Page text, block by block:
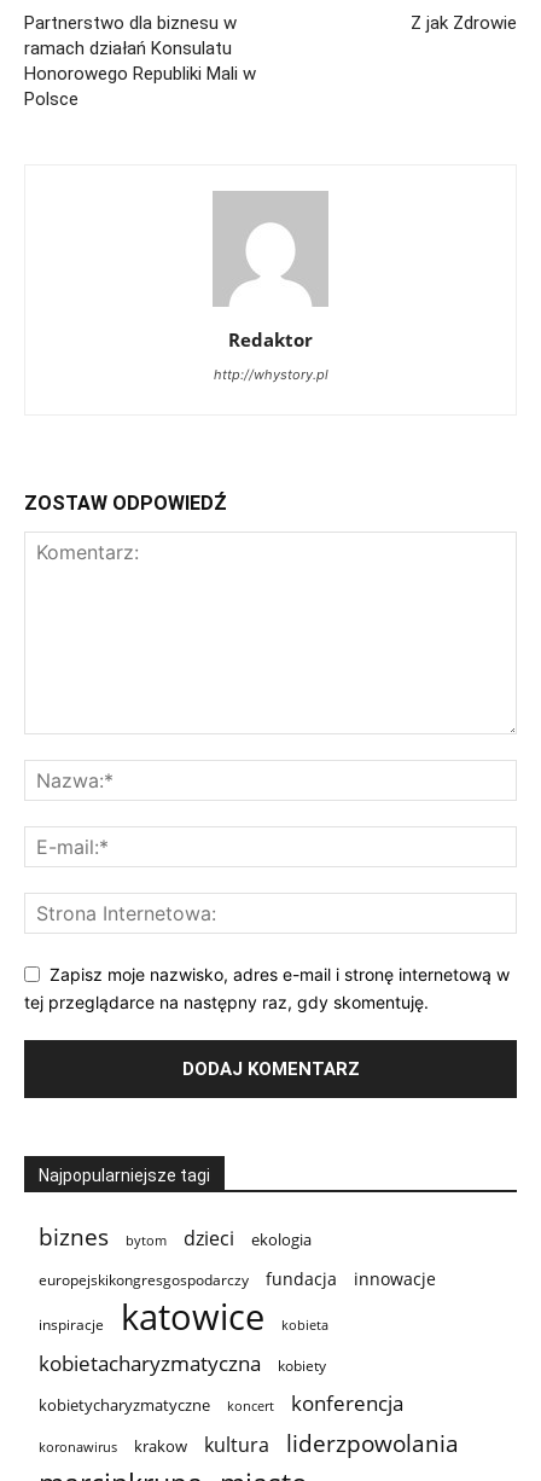
Partnerstwo dla biznesu w
ramach działań Konsulatu
Honorowego Republiki Mali w
Polsce
Z jak Zdrowie
Redaktor
http://whystory.pl
ZOSTAW ODPOWIEDŹ
Zapisz moje nazwisko, adres e-mail i stronę internetową w
tej przeglądarce na następny raz, gdy skomentuję.
Najpopularniejsze tagi
biznes bytom dzieci ekologia
europejskikongresgospodarczy fundacja innowacje
inspiracje katowice kobieta
kobietacharyzmatyczna kobiety
kobietycharyzmatyczne koncert konferencja
koronawirus krakow kultura liderzpowolania